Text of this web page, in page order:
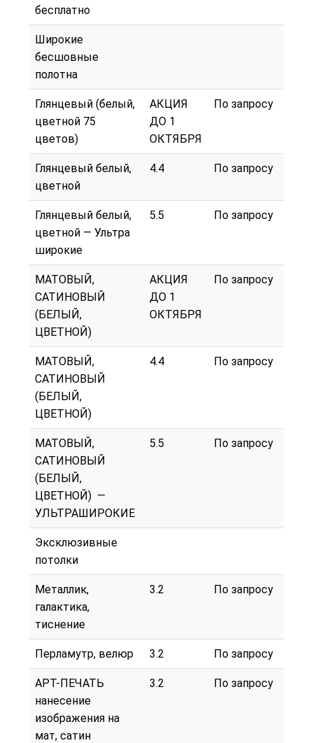
бесплатно
Широкие
бесшовные
полотна
Глянцевый (белый,
цветной 75
цветов)
АКЦИЯ
ДО 1
ОКТЯБРЯ
По запросу
Глянцевый белый,
цветной
4.4 По запросу
Глянцевый белый,
цветной — Ультра
широкие
5.5 По запросу
МАТОВЫЙ,
САТИНОВЫЙ
(БЕЛЫЙ,
ЦВЕТНОЙ)
АКЦИЯ
ДО 1
ОКТЯБРЯ
По запросу
МАТОВЫЙ,
САТИНОВЫЙ
(БЕЛЫЙ,
ЦВЕТНОЙ)
4.4 По запросу
МАТОВЫЙ,
САТИНОВЫЙ
(БЕЛЫЙ,
ЦВЕТНОЙ) —
УЛЬТРАШИРОКИЕ
5.5 По запросу
Эксклюзивные
потолки
Металлик,
галактика,
тиснение
3.2 По запросу
Перламутр, велюр 3.2 По запросу
АРТ-ПЕЧАТЬ
нанесение
изображения на
мат, сатин
3.2 По запросу